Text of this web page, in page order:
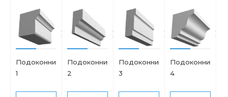
Подоконник
1
Подоконник
2
Подоконник
3
Подоконник
4